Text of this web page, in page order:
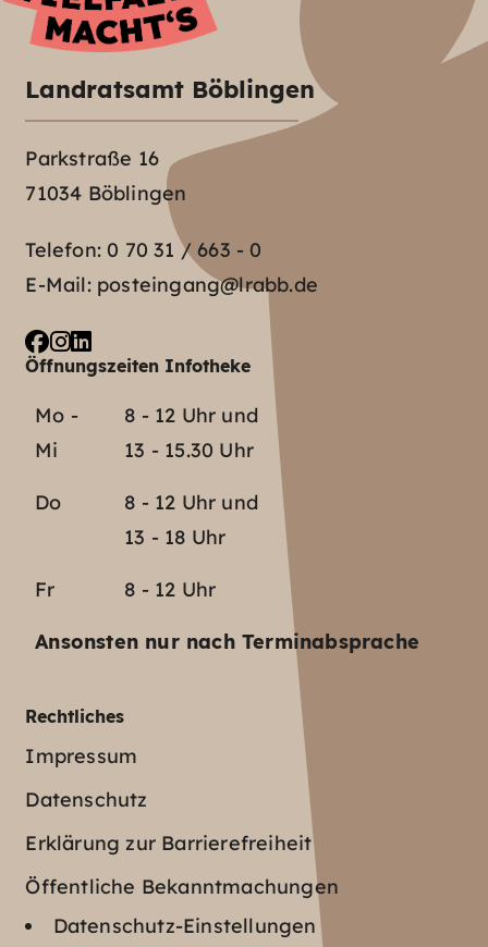
Landratsamt Böblingen
Parkstraße 16
71034 Böblingen
Telefon:0 70 31 / 663 - 0
E-Mail: posteingang@lrabb.de
Öffnungszeiten Infotheke
Mo -
Mi
8 - 12 Uhr und
13 - 15.30 Uhr
Do
8 - 12 Uhr und
13 - 18 Uhr
Fr 8 - 12 Uhr
Ansonsten nur nach Terminabsprache
Rechtliches
Impressum
Datenschutz
Erklärung zur Barrierefreiheit
Öffentliche Bekanntmachungen
Datenschutz-Einstellungen